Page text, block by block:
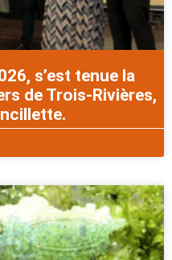
s’est tenue la
de Trois-Rivières,